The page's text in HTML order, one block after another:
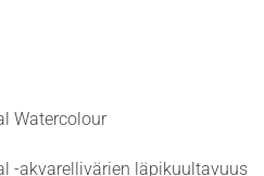
Watercolour
-akvarellivärien läpikuultavuus